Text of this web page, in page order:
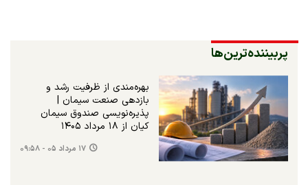
پربیننده‌ترین‌ها
بهره‌مندی از ظرفیت رشد و
بازدهی صنعت سیمان |
پذیره‌نویسی صندوق سیمان
کیان از ۱۸ مرداد ۱۴۰۵
۱۷ مرداد ۰۵ - ۰۹:۵۸